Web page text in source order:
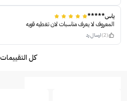
ياس*****
المعروف لا يعرف مناسبات لان تغطيه قويه
(2) ارسال رد
كل التقييمات